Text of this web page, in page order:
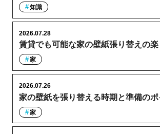
知識
賃貸でも可能な家の壁紙張り替えの
2026.07.28
家
家の壁紙を張り替える時期と準備のポ
2026.07.26
家